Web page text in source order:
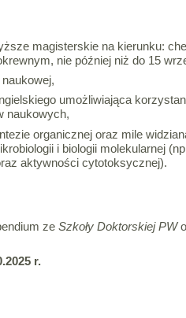
magisterskie na kierunku:
nie później niż do 15
umożliwiająca
naukowych,
organicznej oraz mile
i biologii molekularnej
aktywności cytotoksycznej).
ze Szkoły Doktorskiej PW
r.